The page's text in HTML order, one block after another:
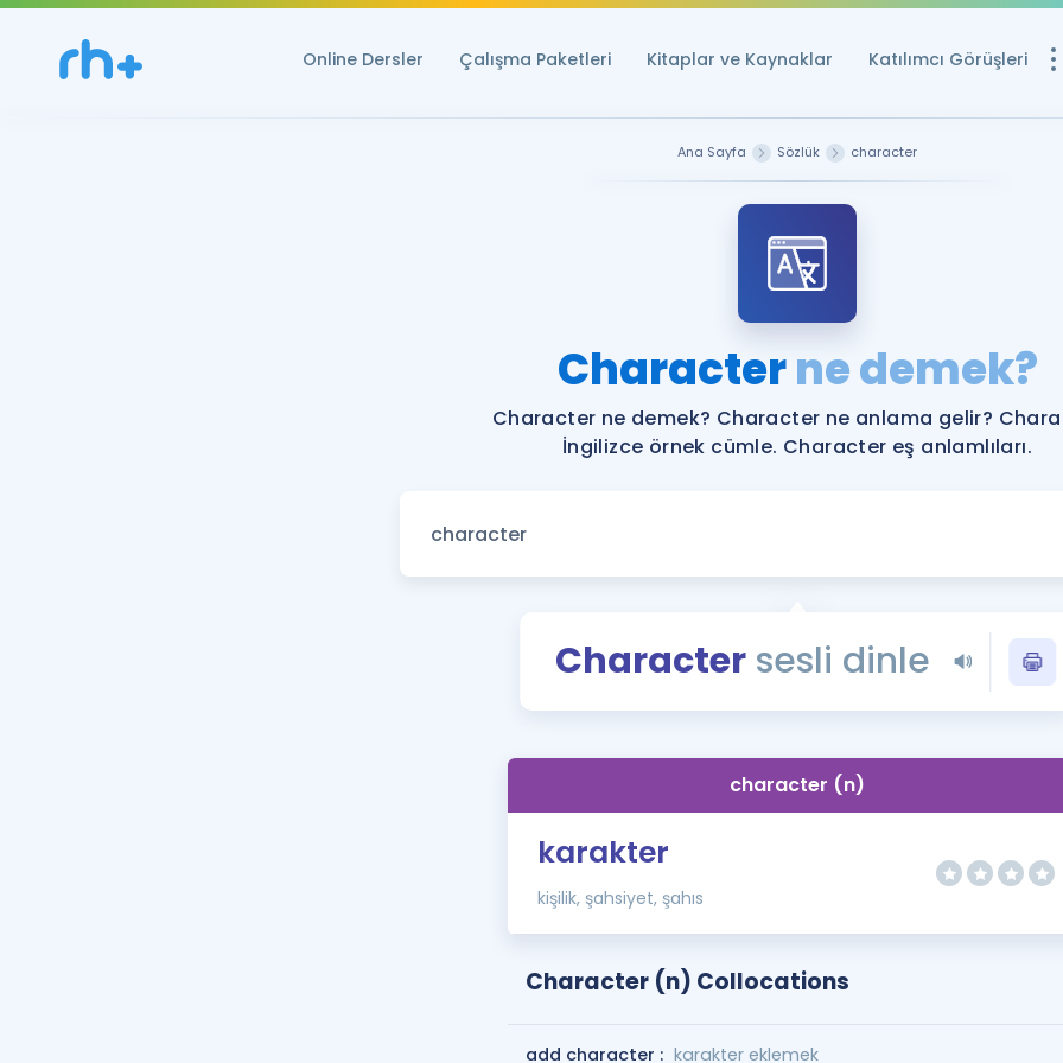
Online Dersler Çalışma Paketleri Kitaplar ve Kaynaklar Katılımcı Görüşleri
YDS ve YÖKDİL
YDS ve YÖKDİL'e
Tüm ÖSYM
YDS - YÖKDİL
İngilizce
Ana Sayfa Sözlük character
Characterne demek?
Character ne demek? Character ne anlama gelir?
İngilizce örnek cümle. Character eş anlamlıları.
Character sesli dinle
character (n)
karakter
kişilik, şahsiyet, şahıs
Character (n) Collocations
add character : karakter eklemek